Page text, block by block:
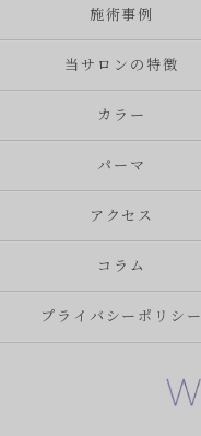
施術事例
当サロンの特徴
カラー
パーマ
アクセス
コラム
プライバシーポリシー